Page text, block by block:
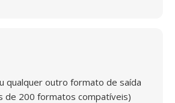
qualquer outro formato de saída
de 200 formatos compatíveis)